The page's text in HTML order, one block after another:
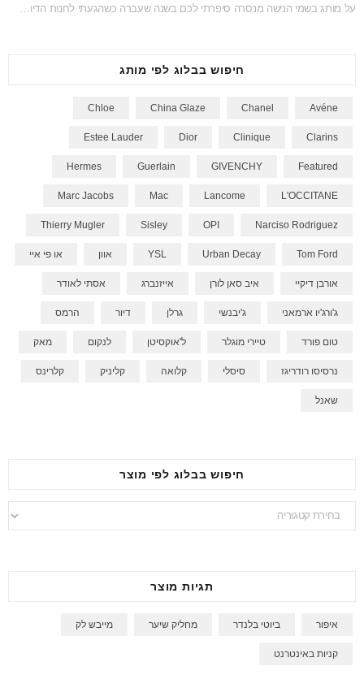
חיפוש בבלוג לפי מותג
Avéne
Chanel
China Glaze
Chloe
Clarins
Clinique
Dior
Estee Lauder
Featured
GIVENCHY
Guerlain
Hermes
L'OCCITANE
Lancome
Mac
Marc Jacobs
Narciso Rodriguez
OPI
Sisley
Thierry Mugler
Tom Ford
Urban Decay
YSL אוון או פי איי
אורבן דיקיי איב סאן לורן אייזנברג אסתי לאודר
ג'ורג'יו ארמאני ג'יבנשי גרלן דיור הרמס
טום פורד טיירי מוגלר ל'אוקסיטן לנקום מאק
נרסיסו רודריגז סיסלי קלואה קליניק קלרינס
שאנל
חיפוש בבלוג לפי מוצר
חיפוש
בבלוג
תגיות מוצר
איפור ביוטי בלנדר מחליק שיער מייבש לק
קניות באינטרנט